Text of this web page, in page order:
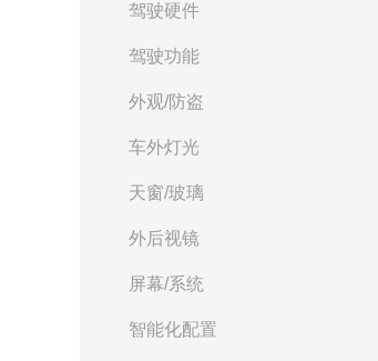
驾驶硬件
驾驶功能
外观/防盗
车外灯光
天窗/玻璃
外后视镜
屏幕/系统
智能化配置